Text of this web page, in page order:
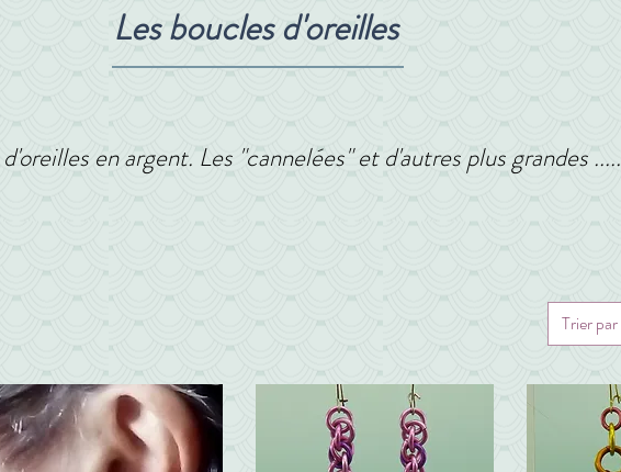
Les boucles d'oreilles
en argent. Les "cannelées" et d'autres plus grandes .....
Trier par